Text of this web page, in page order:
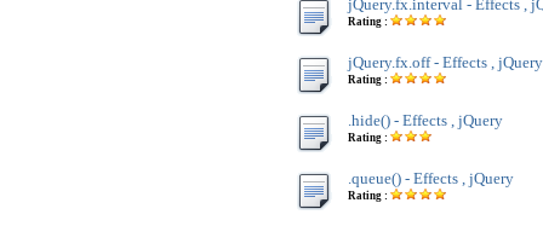
jQuery.fx.interval - Effects ,
Rating :
jQuery.fx.off - Effects , jQuery
Rating :
.hide() - Effects , jQuery
Rating :
.queue() - Effects , jQuery
Rating :